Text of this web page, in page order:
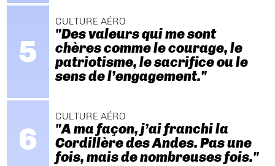
CULTURE AÉRO
"Des valeurs qui me sont
chères comme le courage, le
patriotisme, le sacrifice ou le
sens de l’engagement."
CULTURE AÉRO
"A ma façon, j’ai franchi la
Cordillère des Andes. Pas une
fois, mais de nombreuses fois."